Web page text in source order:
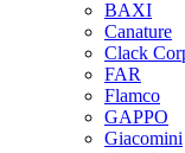
BAXI
Canature
Clack
FAR
Flamco
GAPPO
Giacomini